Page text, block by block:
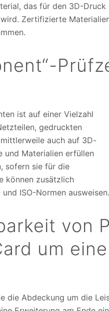
das für den 3D-
Zertifizierte
ist auf einer Vielzahl
gedruckten
auch auf 3D-
und Materialien erfüllen
sofern sie für die
können zusätzlich
ISO-Normen ausweisen.
von
um
die Abdeckung um die